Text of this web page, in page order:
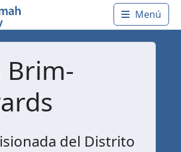
Main
Menú
Brim-
del Distrito